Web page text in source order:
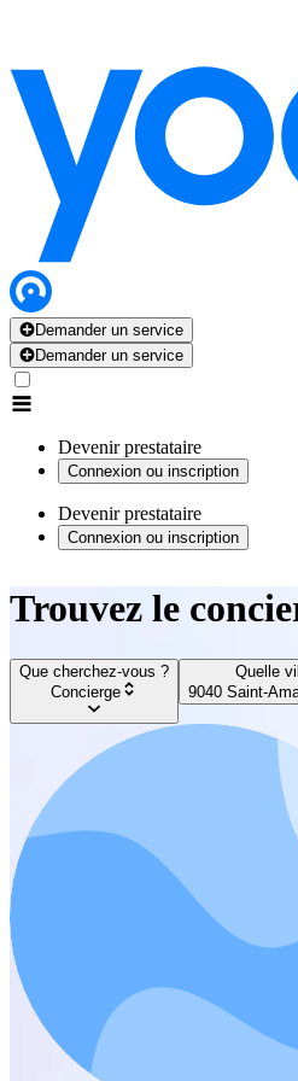
Demander un service
Demander un service
Devenir prestataire
Connexion ou inscription
Devenir prestataire
Connexion ou inscription
Trouvez le
Que cherchez-vous ?
Concierge
Quelle
9040 Saint-